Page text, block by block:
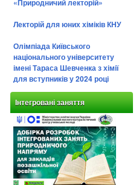
«Природничий лекторій»
Лекторій для юних хіміків КНУ
Олімпіада Київського
національного університету
імені Тараса Шевченка з хімії
для вступників у 2024 році
Інтегровані заняття